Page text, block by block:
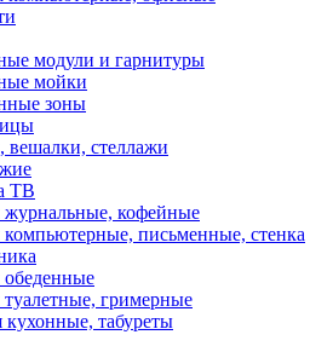
модули и гарнитуры
мойки
зоны
вешалки, стеллажи
ТВ
кофейные
письменные, стенка
гримерные
кухонные, табуреты